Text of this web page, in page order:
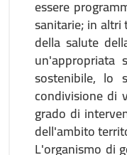
essere
sanitarie; in altri
della salute
sostenibile, lo
condivisione di
grado di
dell'ambito
L'organismo di